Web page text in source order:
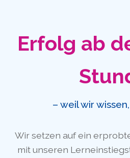
Erfolg ab
– weil wir
Wir setzen auf ein
mit unseren